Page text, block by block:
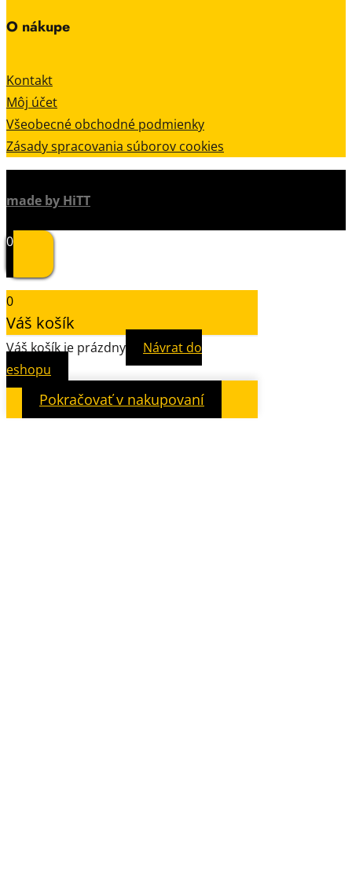
O nákupe
Kontakt
Môj účet
Všeobecné obchodné podmienky
Zásady spracovania súborov cookies
made by HiTT
0
0
Váš košík
Váš košík je prázdny
Návrat do
eshopu
Pokračovať v nakupovaní